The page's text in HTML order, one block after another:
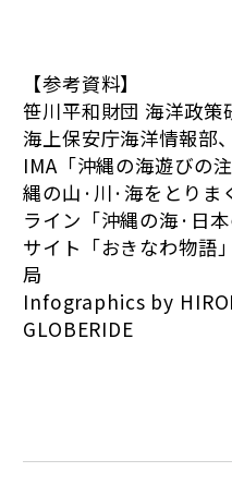
【参考資料】
笹川平和財団 海洋政策
海上保安庁海洋情報部
IMA「沖縄の海遊びの
縄の山·川·海をとりま
ライン「沖縄の海·日
サイト「おきなわ物語
局
Infographics by
GLOBERIDE